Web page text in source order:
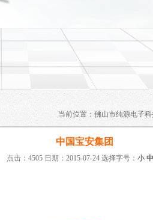
当前位置： 佛山市纯源电子
中国宝安集团
点击：4505 日期：2015-07-24 选择字号： 小 中